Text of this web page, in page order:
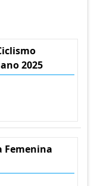
2025
Femenina